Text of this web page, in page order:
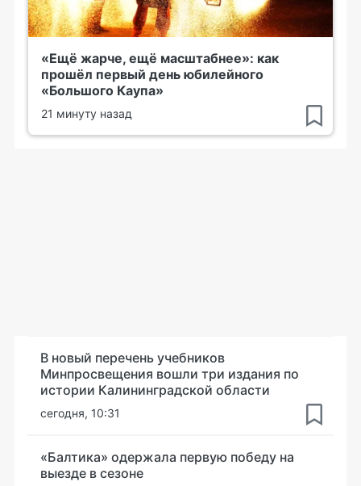
«Ещё жарче, ещё масштабнее»: как
прошёл первый день юбилейного
«Большого Каупа»
21 минуту назад
В новый перечень учебников
Минпросвещения вошли три издания по
истории Калининградской области
сегодня, 10:31
«Балтика» одержала первую победу на
выезде в сезоне